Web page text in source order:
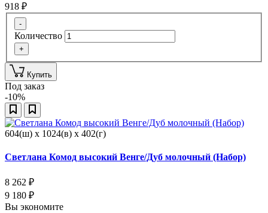
918 ₽
-
Количество
+
Купить
Под заказ
-10%
604(ш) x 1024(в) x 402(г)
Светлана Комод высокий Венге/Дуб молочный (Набор)
8 262 ₽
9 180 ₽
Вы экономите